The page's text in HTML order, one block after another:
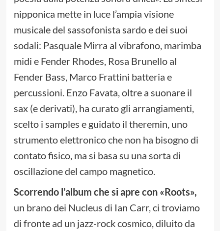
nipponica mette in luce l’ampia visione
musicale del sassofonista sardo e dei suoi
sodali: Pasquale Mirra al vibrafono, marimba
midi e Fender Rhodes, Rosa Brunello al
Fender Bass, Marco Frattini batteria e
percussioni. Enzo Favata, oltre a suonare il
sax (e derivati), ha curato gli arrangiamenti,
scelto i samples e guidato il theremin, uno
strumento elettronico che non ha bisogno di
contato fisico, ma si basa su una sorta di
oscillazione del campo magnetico.
Scorrendo l’album che si apre con «Roots»,
un brano dei Nucleus di Ian Carr, ci troviamo
di fronte ad un jazz-rock cosmico, diluito da